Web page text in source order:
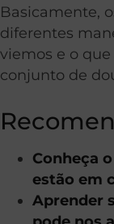
Basicamente,
diferentes
viemos e o
conjunto de
Conheça
estão em
Aprender